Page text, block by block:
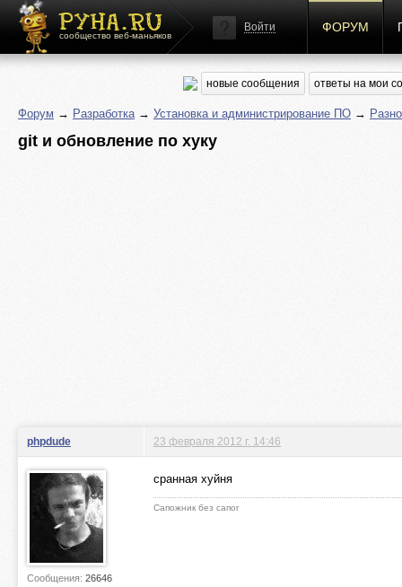
сообщество веб-маньяков
Войти ФОРУМ
новые сообщения ответы на мои
Форум → Разработка→ Установка и администрирование ПО →
git и обновление по хуку
phpdude
Сообщения: 26646
23 февраля 2012 г. 14:46
сранная хуйня
Сапожник без сапог